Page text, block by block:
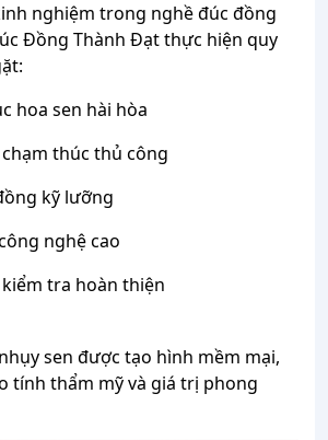
nghiệm trong nghề đúc đồng
Đồng Thành Đạt thực hiện quy
hoa sen hài hòa
thúc thủ công
kỹ lưỡng
nghệ cao
tra hoàn thiện
sen được tạo hình mềm mại,
tính thẩm mỹ và giá trị phong